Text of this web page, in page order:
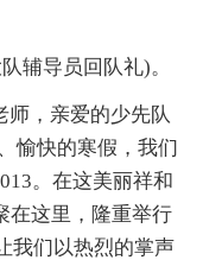
导员回队礼)。
，亲爱的少先队
愉快的寒假，我们
。在这美丽祥和
在这里，隆重举行
我们以热烈的掌声